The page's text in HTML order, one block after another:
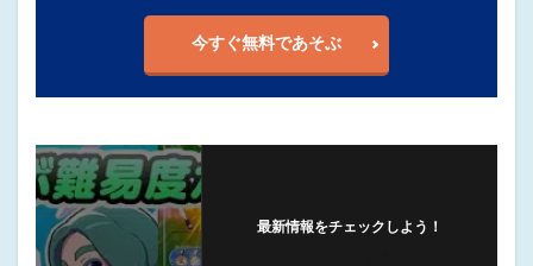
今すぐ無料であそぶ
最新情報をチェックしよう！